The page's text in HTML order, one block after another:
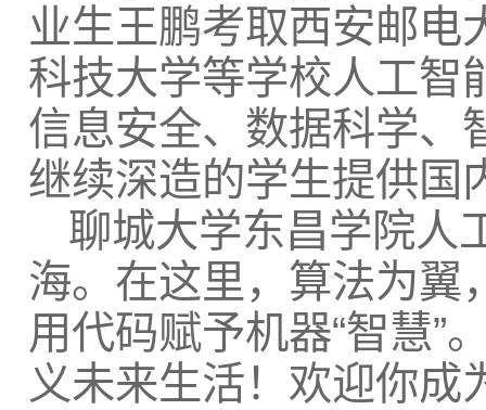
业生王鹏考取西安邮电
科技大学等学校人工智
信息安全、数据科学、
继续深造的学生提供国
聊城大学东昌学院人
海。在这里，算法为翼
用代码赋予机器“智慧”
义未来生活！欢迎你成